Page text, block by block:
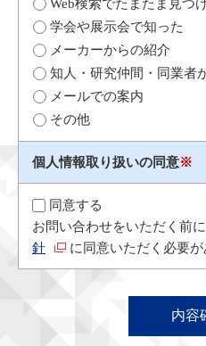
Web検索でたまたま見つ
学会や展示会で知った
メーカーからの紹介
知人・研究仲間・同業者
メールでの案内
その他
個人情報取り扱いの同意※
同意する
お問い合わせをいただく前
針
に同意いただく必要が